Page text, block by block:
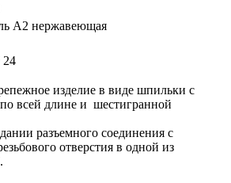
A2 нержавеющая
24
изделие в виде шпильки с
всей длине и шестигранной
разъемного соединения с
отверстия в одной из